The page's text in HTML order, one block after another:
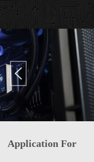
Application For